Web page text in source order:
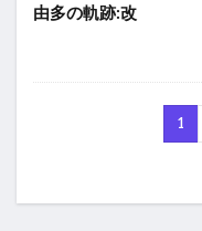
由多の軌跡:改
1